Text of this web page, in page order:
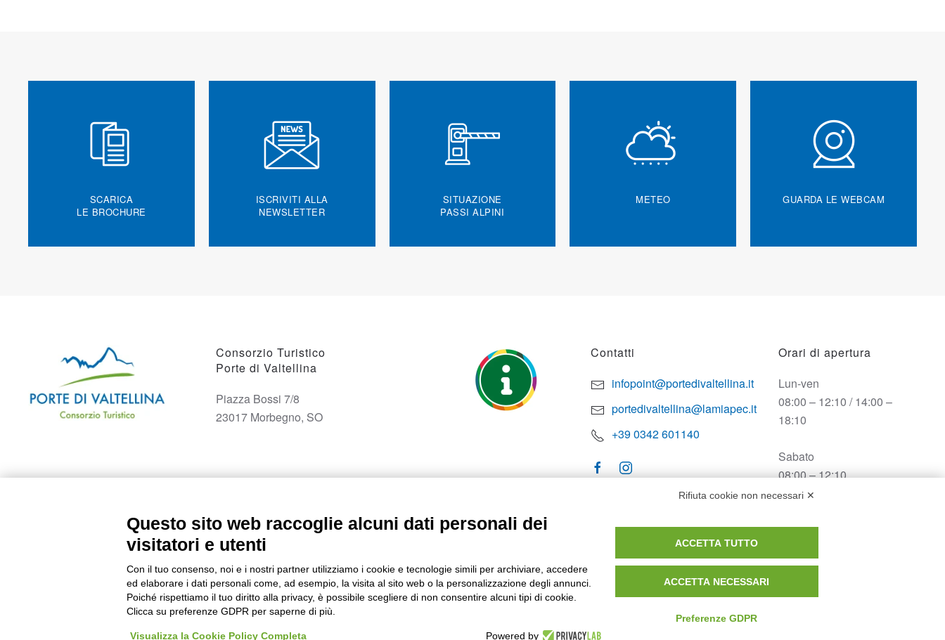
SCARICA
LE BROCHURE
ISCRIVITI ALLA
NEWSLETTER
SITUAZIONE
PASSI ALPINI
METEO GUARDA LE WEBCAM
Consorzio Turistico
Porte di Valtellina
Piazza Bossi 7/8
23017 Morbegno, SO
Contatti
infopoint@portedivaltellina.it
portedivaltellina@lamiapec.it
+39 0342 601140
Orari di apertura
Lun-ven
08:00 – 12:10 / 14:00 –
18:10
Sabato
08:00 – 12:10
CHIUSO
Rifiuta cookie non necessari ✕
Questo sito web raccoglie alcuni dati personali dei
visitatori e utenti
Con il tuo consenso, noi e i nostri partner utilizziamo i cookie e tecnologie simili per archiviare, accedere
ed elaborare i dati personali come, ad esempio, la visita al sito web o la personalizzazione degli annunci.
Poiché rispettiamo il tuo diritto alla privacy, è possibile scegliere di non consentire alcuni tipi di cookie.
Clicca su preferenze GDPR per saperne di più.
Visualizza la Cookie Policy Completa Powered by
ACCETTA TUTTO
ACCETTA NECESSARI
Preferenze GDPR